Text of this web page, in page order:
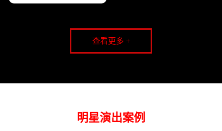
查看更多 +
明星演出案例